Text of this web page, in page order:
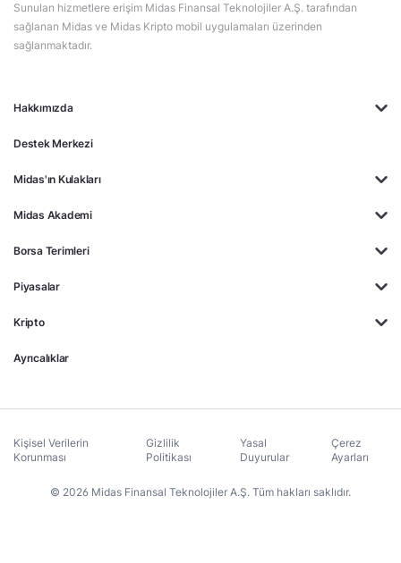
Hakkımızda
Destek Merkezi
Midas'ın Kulakları
Midas Akademi
Borsa Terimleri
Piyasalar
Kripto
Ayrıcalıklar
Sunulan hizmetlere erişim Midas Finansal Teknolojiler A.Ş. tarafından
sağlanan Midas ve Midas Kripto mobil uygulamaları üzerinden
sağlanmaktadır.
© 2026 Midas Finansal Teknolojiler A.Ş. Tüm hakları saklıdır.
Kişisel Verilerin
Korunması
Gizlilik
Politikası
Yasal
Duyurular
Çerez
Ayarları